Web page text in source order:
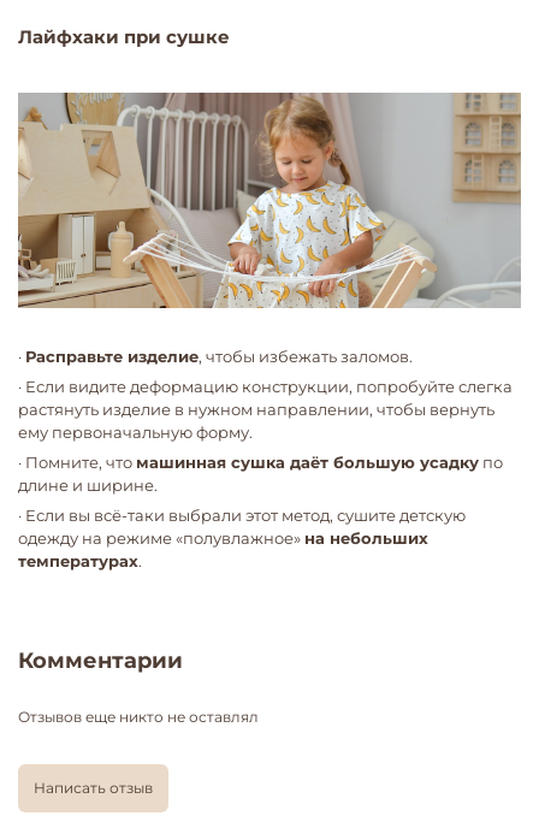
Лайфхаки при сушке
· Расправьте изделие, чтобы избежать заломов.
· Если видите деформацию конструкции, попробуйте слегка
растянуть изделие в нужном направлении, чтобы вернуть
ему первоначальную форму.
· Помните, что машинная сушка даёт большую усадку по
длине и ширине.
· Если вы всё-таки выбрали этот метод, сушите детскую
одежду на режиме «полувлажное» на небольших
температурах.
Комментарии
Отзывов еще никто не оставлял
Написать отзыв